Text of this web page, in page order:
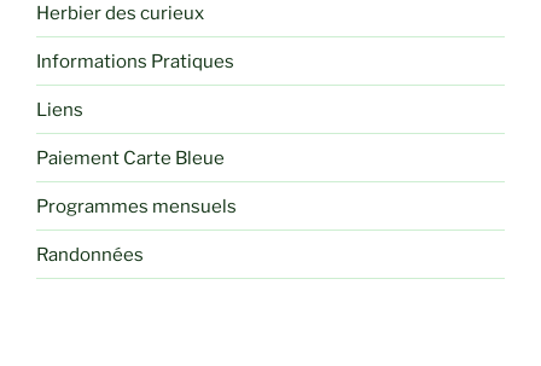
Herbier des curieux
Informations Pratiques
Liens
Paiement Carte Bleue
Programmes mensuels
Randonnées